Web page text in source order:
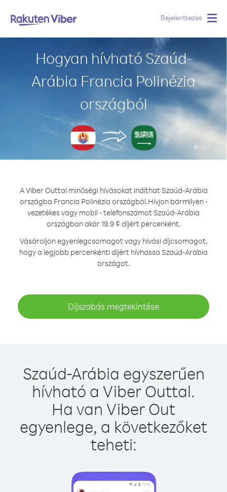
Bejelentkezés
Hogyan hívható Szaúd-
Arábia Francia Polinézia
országból
A Viber Outtal minőségi hívásokat indíthat Szaúd-Arábia
országba Francia Polinézia országból.Hívjon bármilyen -
vezetékes vagy mobil - telefonszámot Szaúd-Arábia
országban akár 19.9 ¢ díjért percenként.
Vásároljon egyenlegcsomagot vagy hívási díjcsomagot,
hogy a legjobb percenkénti díjért hívhassa Szaúd-Arábia
országot.
Díjszabás megtekintése
Szaúd-Arábia egyszerűen
hívható a Viber Outtal.
Ha van Viber Out
egyenlege, a következőket
teheti: